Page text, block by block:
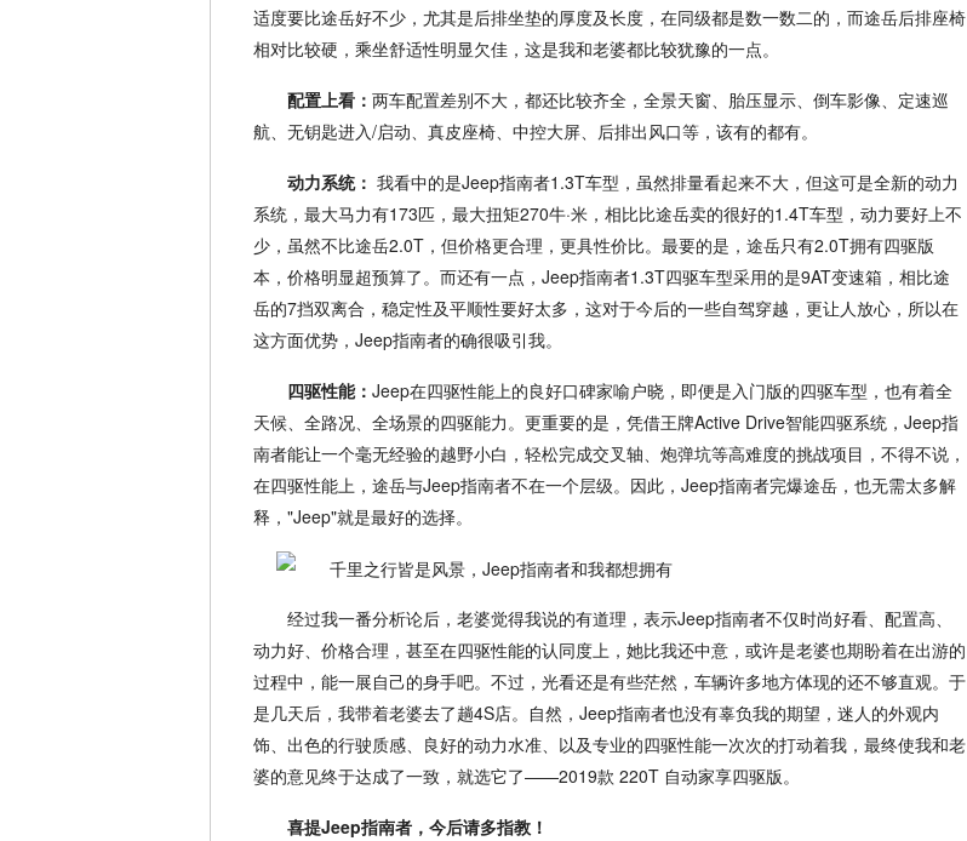
适度要比途岳好不少，尤其是后排坐垫的厚度及长度，在同级都是数一数二的，而途岳后排座椅
相对比较硬，乘坐舒适性明显欠佳，这是我和老婆都比较犹豫的一点。
配置上看： 两车配置差别不大，都还比较齐全，全景天窗、胎压显示、倒车影像、定速巡
航、无钥匙进入/启动、真皮座椅、中控大屏、后排出风口等，该有的都有。
动力系统： 我看中的是Jeep指南者1.3T车型，虽然排量看起来不大，但这可是全新的动力
系统，最大马力有173匹，最大扭矩270牛·米，相比比途岳卖的很好的1.4T车型，动力要好上不
少，虽然不比途岳2.0T，但价格更合理，更具性价比。最要的是，途岳只有2.0T拥有四驱版
本，价格明显超预算了。而还有一点，Jeep指南者1.3T四驱车型采用的是9AT变速箱，相比途
岳的7挡双离合，稳定性及平顺性要好太多，这对于今后的一些自驾穿越，更让人放心，所以在
这方面优势，Jeep指南者的确很吸引我。
四驱性能： Jeep在四驱性能上的良好口碑家喻户晓，即便是入门版的四驱车型，也有着全
天候、全路况、全场景的四驱能力。更重要的是，凭借王牌Active Drive智能四驱系统，Jeep指
南者能让一个毫无经验的越野小白，轻松完成交叉轴、炮弹坑等高难度的挑战项目，不得不说，
在四驱性能上，途岳与Jeep指南者不在一个层级。因此，Jeep指南者完爆途岳，也无需太多解
释，"Jeep"就是最好的选择。
经过我一番分析论后，老婆觉得我说的有道理，表示Jeep指南者不仅时尚好看、配置高、
动力好、价格合理，甚至在四驱性能的认同度上，她比我还中意，或许是老婆也期盼着在出游的
过程中，能一展自己的身手吧。不过，光看还是有些茫然，车辆许多地方体现的还不够直观。于
是几天后，我带着老婆去了趟4S店。自然，Jeep指南者也没有辜负我的期望，迷人的外观内
饰、出色的行驶质感、良好的动力水准、以及专业的四驱性能一次次的打动着我，最终使我和老
婆的意见终于达成了一致，就选它了——2019款 220T 自动家享四驱版。
喜提Jeep指南者，今后请多指教！